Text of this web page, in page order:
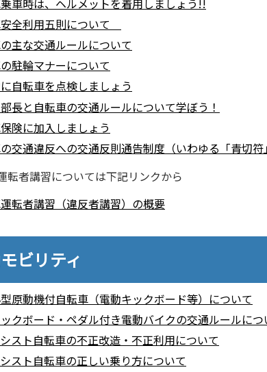
全利用五則について
主な交通ルールについて
駐輪マナーについて
自転車を点検しましょう
長と自転車の交通ルールについて学ぼう！
険に加入しましょう
交通違反への交通反則通告制度（いわゆる「青切
転者講習については下記リンクから
転者講習（違反者講習）の概要
ビリティ
原動機付自転車（電動キックボード等）について
クボード・ペダル付き電動バイクの交通ルールにつ
スト自転車の不正改造・不正利用について
スト自転車の正しい乗り方について